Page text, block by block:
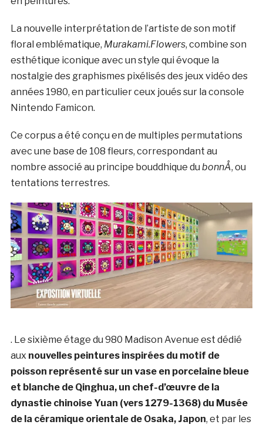
La nouvelle interprétation de l’artiste de son motif
floral emblématique, Murakami.Flowers, combine son
esthétique iconique avec un style qui évoque la
nostalgie des graphismes pixélisés des jeux vidéo des
années 1980, en particulier ceux joués sur la console
Nintendo Famicon.
Ce corpus a été conçu en de multiples permutations
avec une base de 108 fleurs, correspondant au
nombre associé au principe bouddhique du bonnÅ, ou
tentations terrestres.
. Le sixième étage du 980 Madison Avenue est dédié
aux nouvelles peintures inspirées du motif de
poisson représenté sur un vase en porcelaine bleue
et blanche de Qinghua, un chef-d’œuvre de la
dynastie chinoise Yuan (vers 1279-1368) du Musée
de la céramique orientale de Osaka, Japon, et par les